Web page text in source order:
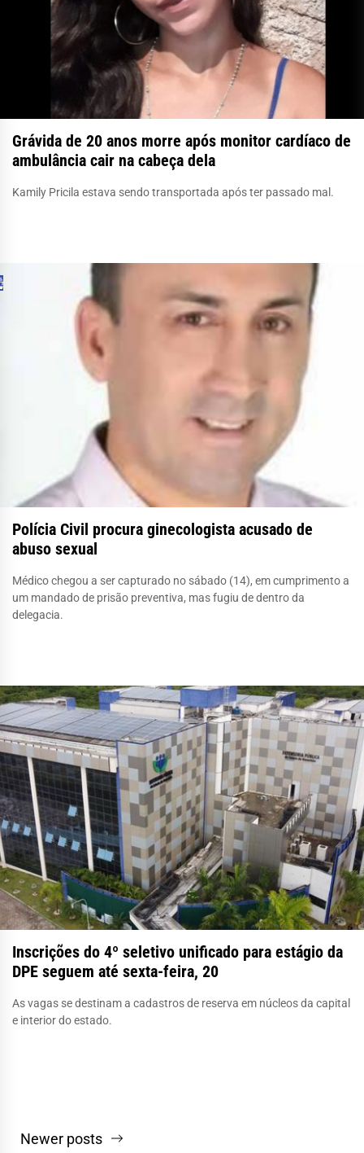
Grávida de 20 anos morre após monitor cardíaco de
ambulância cair na cabeça dela
Kamily Pricila estava sendo transportada após ter passado mal.
Polícia Civil procura ginecologista acusado de
abuso sexual
Médico chegou a ser capturado no sábado (14), em cumprimento a
um mandado de prisão preventiva, mas fugiu de dentro da
delegacia.
Inscrições do 4º seletivo unificado para estágio da
DPE seguem até sexta-feira, 20
As vagas se destinam a cadastros de reserva em núcleos da capital
e interior do estado.
Navegação
Newer posts